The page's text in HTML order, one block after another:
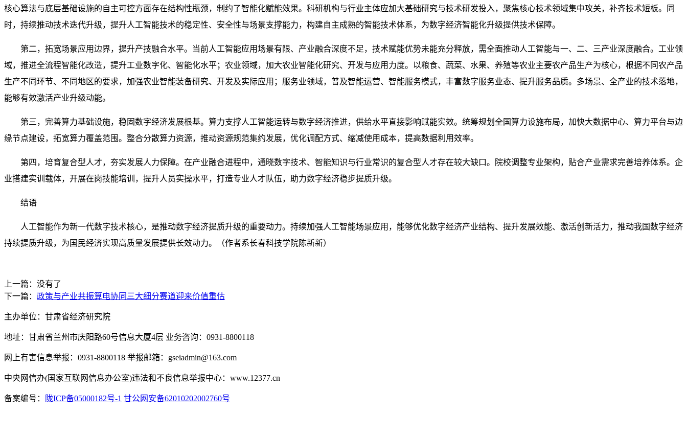
核心算法与底层基础设施的自主可控方面存在结构性瓶颈，制约了智能化赋能效果。科研机构与行业主体应加大基础研究与技术研发投入，聚焦核心技术领域集中攻关，补齐技术短板。同
时，持续推动技术迭代升级，提升人工智能技术的稳定性、安全性与场景支撑能力，构建自主成熟的智能技术体系，为数字经济智能化升级提供技术保障。
第二，拓宽场景应用边界，提升产技融合水平。当前人工智能应用场景有限、产业融合深度不足，技术赋能优势未能充分释放，需全面推动人工智能与一、二、三产业深度融合。工业领
域，推进全流程智能化改造，提升工业数字化、智能化水平；农业领域，加大农业智能化研究、开发与应用力度。以粮食、蔬菜、水果、养殖等农业主要农产品生产为核心，根据不同农产品
生产不同环节、不同地区的要求，加强农业智能装备研究、开发及实际应用；服务业领域，普及智能运营、智能服务模式，丰富数字服务业态、提升服务品质。多场景、全产业的技术落地，
能够有效激活产业升级动能。
第三，完善算力基础设施，稳固数字经济发展根基。算力支撑人工智能运转与数字经济推进，供给水平直接影响赋能实效。统筹规划全国算力设施布局，加快大数据中心、算力平台与边
缘节点建设，拓宽算力覆盖范围。整合分散算力资源，推动资源规范集约发展，优化调配方式、缩减使用成本，提高数据利用效率。
第四，培育复合型人才，夯实发展人力保障。在产业融合进程中，通晓数字技术、智能知识与行业常识的复合型人才存在较大缺口。院校调整专业架构，贴合产业需求完善培养体系。企
业搭建实训载体，开展在岗技能培训，提升人员实操水平，打造专业人才队伍，助力数字经济稳步提质升级。
结语
人工智能作为新一代数字技术核心，是推动数字经济提质升级的重要动力。持续加强人工智能场景应用，能够优化数字经济产业结构、提升发展效能、激活创新活力，推动我国数字经济
持续提质升级，为国民经济实现高质量发展提供长效动力。（作者系长春科技学院陈新新）
上一篇：没有了
下一篇： 政策与产业共振算电协同三大细分赛道迎来价值重估
主办单位：甘肃省经济研究院
地址：甘肃省兰州市庆阳路60号信息大厦4层 业务咨询：0931-8800118
网上有害信息举报：0931-8800118 举报邮箱：gseiadmin@163.com
中央网信办(国家互联网信息办公室)违法和不良信息举报中心：www.12377.cn
备案编号： 陇ICP备05000182号-1 甘公网安备62010202002760号